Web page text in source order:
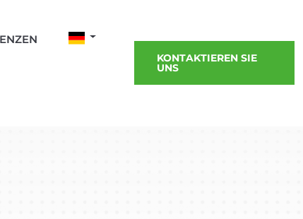
KONTAKTIEREN SIE
UNS